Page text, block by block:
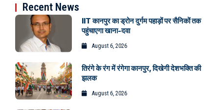
Recent News
IIT कानपुर का ड्रोन दुर्गम पहाड़ों पर सैनिकों तक
पहुंचाएगा खाना-दवा
August 6, 2026
तिरंगे के रंग में रंगेगा कानपुर, दिखेगी देशभक्ति की
झलक
August 6, 2026